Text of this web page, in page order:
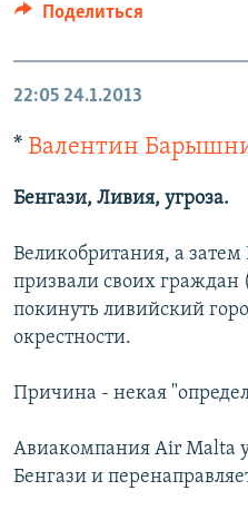
Поделиться
22:05 24.1.2013
* Валентин
Бенгази, Ливия, угроза.
Великобритания, а
призвали своих
покинуть ливийский
окрестности.
Причина - некая
Авиакомпания Air Malta
Бенгази и